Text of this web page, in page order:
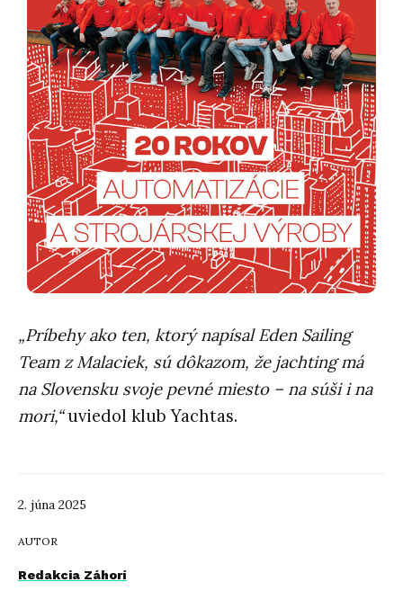
2. júna 2025
AUTOR
Redakcia Záhorí
„Príbehy ako ten, ktorý napísal Eden Sailing
Team z Malaciek, sú dôkazom, že jachting má
na Slovensku svoje pevné miesto – na súši i na
mori,“uviedol klub Yachtas.